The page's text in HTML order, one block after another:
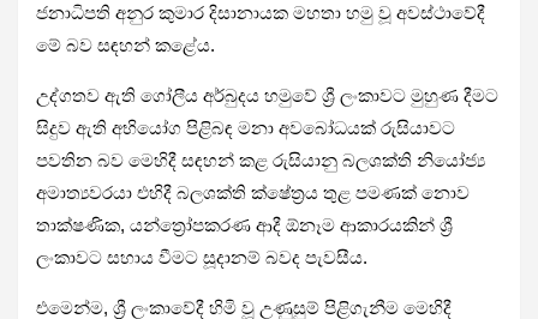
ජනාධිපති අනුර කුමාර දිසානායක මහතා හමු වූ අවස්ථාවේදී
මේ බව සඳහන් කළේය.
උද්ගතව ඇති ගෝලීය අර්බුදය හමුවේ ශ්‍රී ලංකාවට මුහුණ දීමට
සිදුව ඇති අභියෝග පිළිබඳ මනා අවබෝධයක් රුසියාවට
පවතින බව මෙහිදී සඳහන් කළ රුසියානු බලශක්ති නියෝජ්‍ය
අමාත්‍යවරයා එහිදී බලශක්ති ක්ෂේත්‍රය තුළ පමණක් නොව
තාක්ෂණික, යන්ත්‍රෝපකරණ ආදී ඕනෑම ආකාරයකින් ශ්‍රී
ලංකාවට සහාය වීමට සූදානම් බවද පැවසීය.
එමෙන්ම, ශ්‍රී ලංකාවේදී හිමි වූ උණුසුම් පිළිගැනීම මෙහිදී